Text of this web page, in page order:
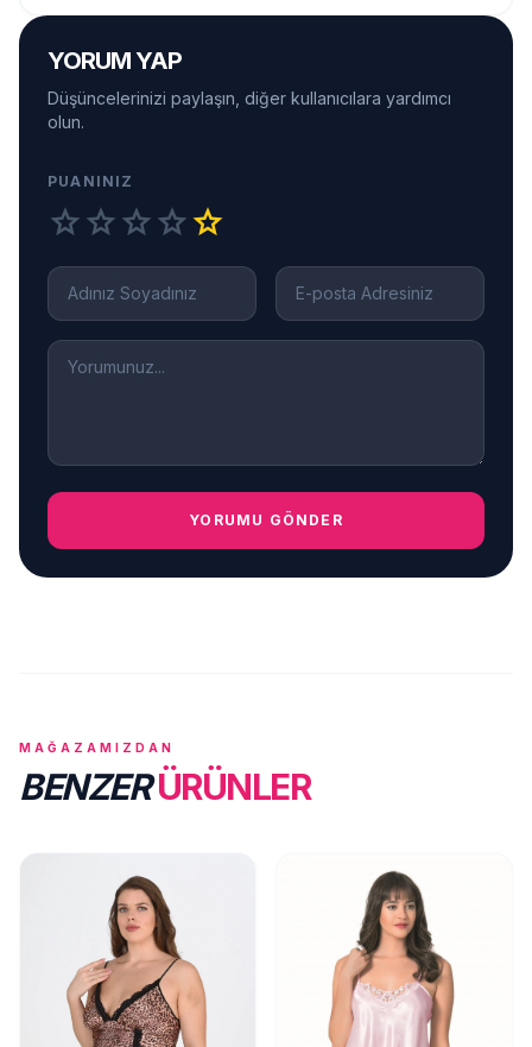
YORUM YAP
Düşüncelerinizi paylaşın, diğer kullanıcılara yardımcı
olun.
PUANINIZ
starstarstarstarstar
YORUMU GÖNDER
MAĞAZAMIZDAN
BENZERÜRÜNLER